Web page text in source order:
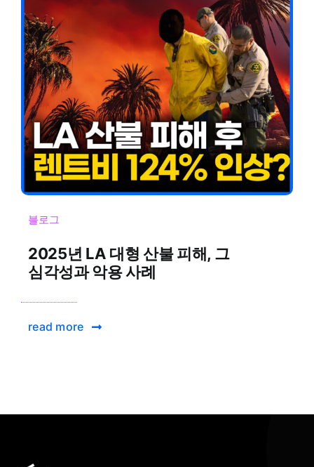
블로그
2025년 LA 대형 산불 피해, 그
심각성과 악용 사례
read more